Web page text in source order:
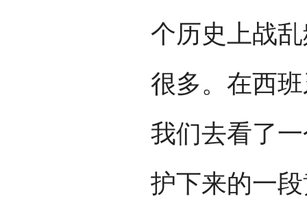
个历史上战
很多。在西
我们去看了
护下来的一